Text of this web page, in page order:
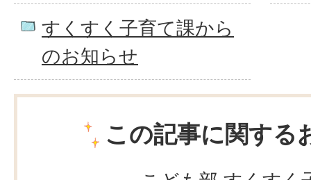
すくすく子育て課から
のお知らせ
この記事に関する